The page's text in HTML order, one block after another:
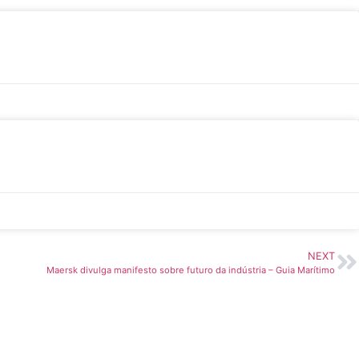
NEXT
Maersk divulga manifesto sobre futuro da indústria – Guia Marítimo